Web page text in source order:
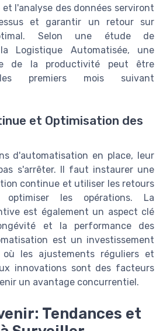
l'analyse des données serviront
et garantir un retour sur
Selon une étude de
Logistique Automatisée, une
de la productivité peut être
premiers mois suivant
et Optimisation des
d'automatisation en place, leur
s'arrêter. Il faut instaurer une
continue et utiliser les retours
optimiser les opérations. La
est également un aspect clé
et la performance des
est un investissement
les ajustements réguliers et
innovations sont des facteurs
un avantage concurrentiel.
Tendances et